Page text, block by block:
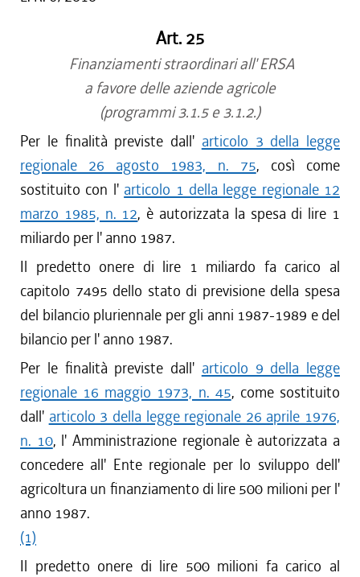
Art. 25
Finanziamenti straordinari all' ERSA
a favore delle aziende agricole
(programmi 3.1.5 e 3.1.2.)
Per le finalità previste dall' articolo 3 della legge
regionale 26 agosto 1983, n. 75, così come
sostituito con l' articolo 1 della legge regionale 12
marzo 1985, n. 12, è autorizzata la spesa di lire 1
miliardo per l' anno 1987.
Il predetto onere di lire 1 miliardo fa carico al
capitolo 7495 dello stato di previsione della spesa
del bilancio pluriennale per gli anni 1987-1989 e del
bilancio per l' anno 1987.
Per le finalità previste dall' articolo 9 della legge
regionale 16 maggio 1973, n. 45, come sostituito
dall' articolo 3 della legge regionale 26 aprile 1976,
n. 10, l' Amministrazione regionale è autorizzata a
concedere all' Ente regionale per lo sviluppo dell'
agricoltura un finanziamento di lire 500 milioni per l'
anno 1987.
(1)
Il predetto onere di lire 500 milioni fa carico al